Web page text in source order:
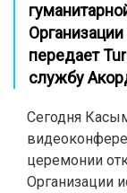
передает
службу
Сегодня
церемонии
Организации